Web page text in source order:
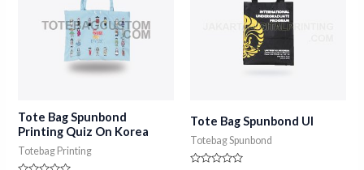
Tote Bag Spunbond
Printing Quiz On Korea
Totebag Printing
Tote Bag Spunbond UI
Totebag Spunbond